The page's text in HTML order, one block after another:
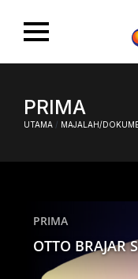
PRIMA
UTAMA / MAJALAH/